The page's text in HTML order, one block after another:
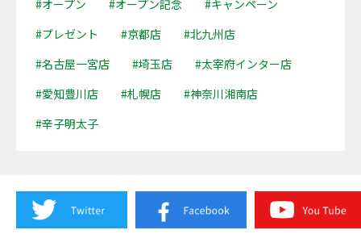
#オープン #オープン記念
#キャンペーン
#プレゼント
#京都店
#北九州店
#名古屋一宮店
#埼玉店
#太宰府インター店
#愛知豊川店
#札幌店
#神奈川湘南店
#辛子明太子